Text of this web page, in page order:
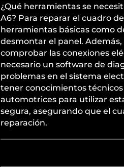
¿Qué herramientas se
A6? Para reparar el cuadro
herramientas básicas como
desmontar el panel.
comprobar las conexiones
necesario un software de
problemas en el sistema
tener conocimientos
automotrices para utilizar
segura, asegurando que el
reparación.